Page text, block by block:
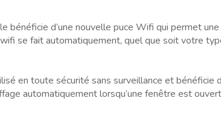
bénéficie d’une nouvelle puce Wifi qui permet
se fait automatiquement, quel que soit votre
en toute sécurité sans surveillance et bénéficie
automatiquement lorsqu’une fenêtre est